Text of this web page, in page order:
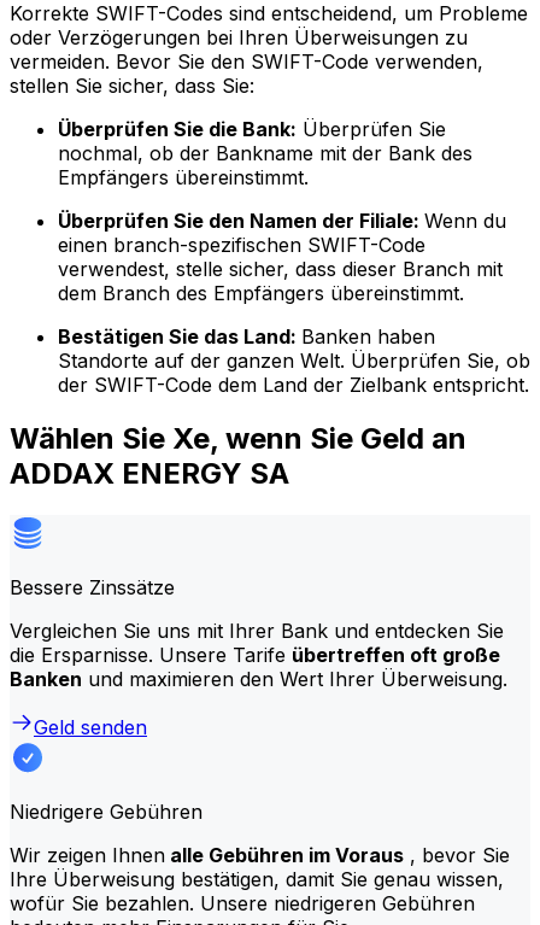
Korrekte SWIFT-Codes sind entscheidend, um Probleme
oder Verzögerungen bei Ihren Überweisungen zu
vermeiden. Bevor Sie den SWIFT-Code verwenden,
stellen Sie sicher, dass Sie:
Überprüfen Sie die Bank: Überprüfen Sie
nochmal, ob der Bankname mit der Bank des
Empfängers übereinstimmt.
Überprüfen Sie den Namen der Filiale: Wenn du
einen branch-spezifischen SWIFT-Code
verwendest, stelle sicher, dass dieser Branch mit
dem Branch des Empfängers übereinstimmt.
Bestätigen Sie das Land: Banken haben
Standorte auf der ganzen Welt. Überprüfen Sie, ob
der SWIFT-Code dem Land der Zielbank entspricht.
Wählen Sie Xe, wenn Sie Geld an
ADDAX ENERGY SA
Bessere Zinssätze
Vergleichen Sie uns mit Ihrer Bank und entdecken Sie
die Ersparnisse. Unsere Tarife übertreffen oft große
Banken und maximieren den Wert Ihrer Überweisung.
Geld senden
Niedrigere Gebühren
Wir zeigen Ihnen alle Gebühren im Voraus , bevor Sie
Ihre Überweisung bestätigen, damit Sie genau wissen,
wofür Sie bezahlen. Unsere niedrigeren Gebühren